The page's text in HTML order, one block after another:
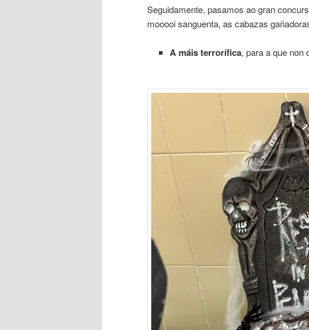
Seguidamente, pasamos ao gran
mooooi sanguenta, as cabazas
A máis terrorífica, para a que non